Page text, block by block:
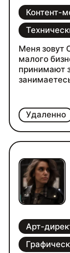
Удаленно
Контент-
Меня зовут
малого
принимают
Арт-